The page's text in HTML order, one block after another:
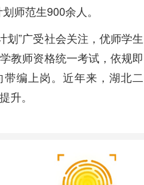
师范生900余人。
划”广受社会关注，优师学生
教师资格统一考试，依规即
编上岗。近年来，湖北二
升。